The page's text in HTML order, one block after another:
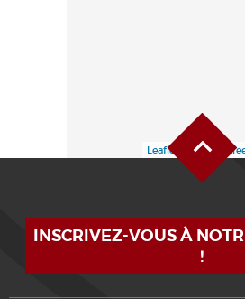
Leaflet | ©
INSCRIVEZ-VOUS À
!